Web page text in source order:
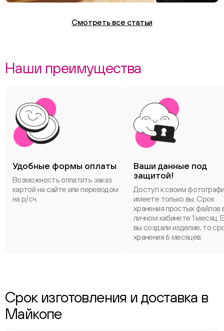
Смотреть все статьи
Наши преимущества
Удобные формы оплаты
Возможность оплатить заказ
картой на сайте или переводом
на р/сч.
Ваши данные под
защитой!
Доступ к своим
имеете только вы. Срок
хранения простых файлов
личном кабинете 1 месяц.
вы создали изделие, то
хранения 6 месяцев.
Срок изготовления и доставка в
Майкопе